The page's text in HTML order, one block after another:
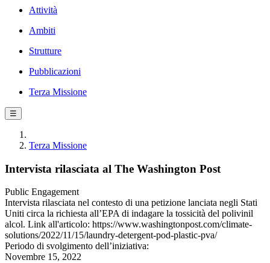
Attività
Ambiti
Strutture
Pubblicazioni
Terza Missione
☰
Terza Missione
Intervista rilasciata al The Washington Post
Public Engagement
Intervista rilasciata nel contesto di una petizione lanciata negli Stati
Uniti circa la richiesta all’EPA di indagare la tossicità del polivinil
alcol. Link all'articolo: https://www.washingtonpost.com/climate-
solutions/2022/11/15/laundry-detergent-pod-plastic-pva/
Periodo di svolgimento dell’iniziativa:
Novembre 15, 2022